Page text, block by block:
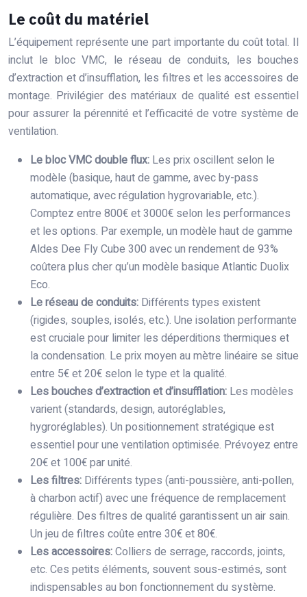
Le coût du matériel
L’équipement représente une part importante du coût total. Il
inclut le bloc VMC, le réseau de conduits, les bouches
d’extraction et d’insufflation, les filtres et les accessoires de
montage. Privilégier des matériaux de qualité est essentiel
pour assurer la pérennité et l’efficacité de votre système de
ventilation.
Le bloc VMC double flux: Les prix oscillent selon le
modèle (basique, haut de gamme, avec by-pass
automatique, avec régulation hygrovariable, etc.).
Comptez entre 800€ et 3000€ selon les performances
et les options. Par exemple, un modèle haut de gamme
Aldes Dee Fly Cube 300 avec un rendement de 93%
coûtera plus cher qu’un modèle basique Atlantic Duolix
Eco.
Le réseau de conduits: Différents types existent
(rigides, souples, isolés, etc.). Une isolation performante
est cruciale pour limiter les déperditions thermiques et
la condensation. Le prix moyen au mètre linéaire se situe
entre 5€ et 20€ selon le type et la qualité.
Les bouches d’extraction et d’insufflation: Les modèles
varient (standards, design, autoréglables,
hygroréglables). Un positionnement stratégique est
essentiel pour une ventilation optimisée. Prévoyez entre
20€ et 100€ par unité.
Les filtres: Différents types (anti-poussière, anti-pollen,
à charbon actif) avec une fréquence de remplacement
régulière. Des filtres de qualité garantissent un air sain.
Un jeu de filtres coûte entre 30€ et 80€.
Les accessoires:Colliers de serrage, raccords, joints,
etc. Ces petits éléments, souvent sous-estimés, sont
indispensables au bon fonctionnement du système.